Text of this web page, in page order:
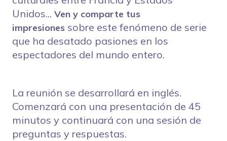
Unidos... Ven y comparte tus
impresiones sobre este fenómeno de serie
que ha desatado pasiones en los
espectadores del mundo entero.
La reunión se desarrollará en inglés.
Comenzará con una presentación de 45
minutos y continuará con una sesión de
preguntas y respuestas.